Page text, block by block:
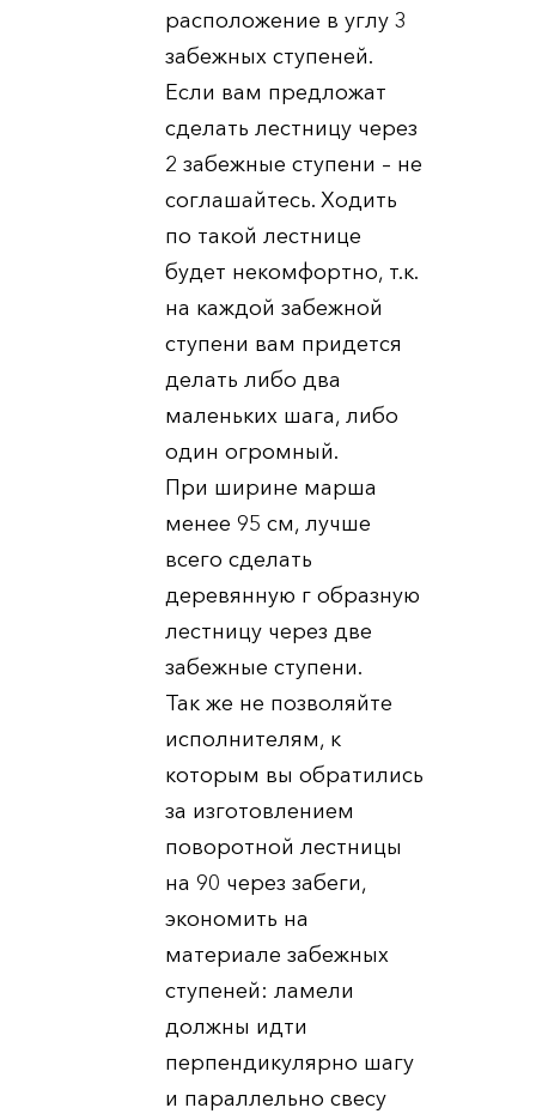
расположение в углу 3
забежных ступеней.
Если вам предложат
сделать лестницу через
2 забежные ступени – не
соглашайтесь. Ходить
по такой лестнице
будет некомфортно, т.к.
на каждой забежной
ступени вам придется
делать либо два
маленьких шага, либо
один огромный.
При ширине марша
менее 95 см, лучше
всего сделать
деревянную г образную
лестницу через две
забежные ступени.
Так же не позволяйте
исполнителям, к
которым вы обратились
за изготовлением
поворотной лестницы
на 90 через забеги,
экономить на
материале забежных
ступеней: ламели
должны идти
перпендикулярно шагу
и параллельно свесу